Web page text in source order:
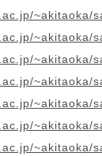
~akitaoka/
~akitaoka/
~akitaoka/
~akitaoka/
~akitaoka/
~akitaoka/
~akitaoka/